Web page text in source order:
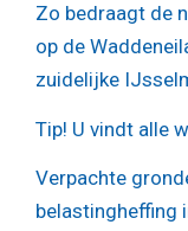
Zo bedraagt de
op de
zuidelijke
Tip! U vindt alle
Verpachte
belastingheffing